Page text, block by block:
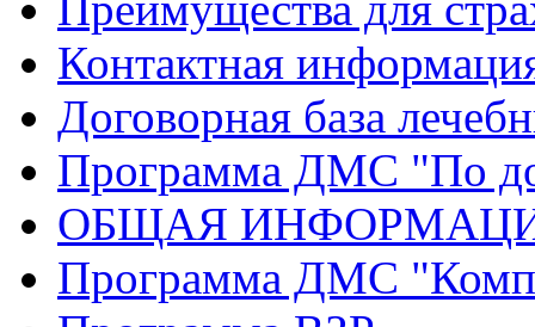
Контактная
Договорная база
Программа ДМС "По
ОБЩАЯ
Программа ДМС